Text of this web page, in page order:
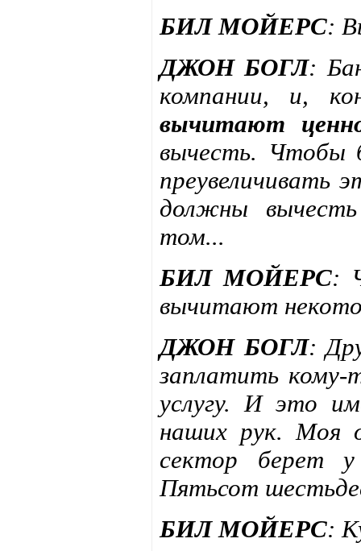
БИЛ МОЙЕРС:
ДЖОН БОГЛ:
компании, и,
вычитают
вычесть. Чтобы
преувеличивать
должны
том...
БИЛ МОЙЕРС:
вычитают
ДЖОН БОГЛ:
заплатить
услугу. И это
наших рук. Моя
сектор берет
Пятьсот
БИЛ МОЙЕРС: